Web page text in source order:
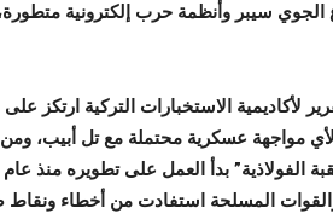
الجوي سيبر وأنظمة حرب إلكترونية
لأي مواجهة عسكرية محتملة مع تل أبيب،
والقوات المسلحة استفادت من أخطاء